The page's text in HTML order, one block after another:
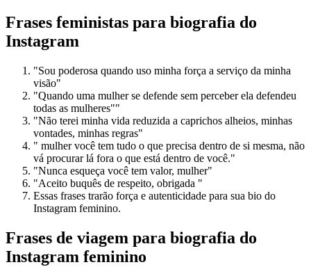
Frases feministas para biografia do
Instagram
"Sou poderosa quando uso minha força a serviço da minha
visão"
"Quando uma mulher se defende sem perceber ela defendeu
todas as mulheres""
"Não terei minha vida reduzida a caprichos alheios, minhas
vontades, minhas regras"
" mulher você tem tudo o que precisa dentro de si mesma, não
vá procurar lá fora o que está dentro de você."
"Nunca esqueça você tem valor, mulher"
"Aceito buquês de respeito, obrigada "
Essas frases trarão força e autenticidade para sua bio do
Instagram feminino.
Frases de viagem para biografia do
Instagram feminino